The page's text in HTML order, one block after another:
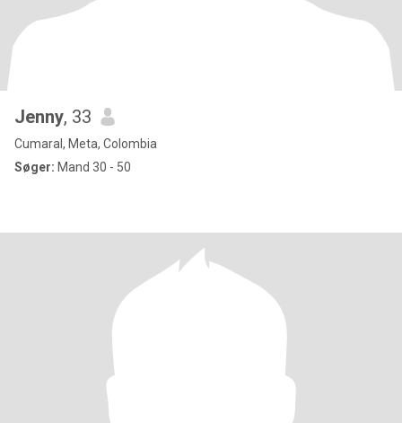
Jenny, 33
Cumaral, Meta, Colombia
Søger: Mand 30 - 50